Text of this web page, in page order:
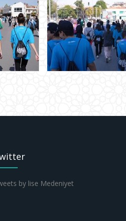
by lise Medeniyet